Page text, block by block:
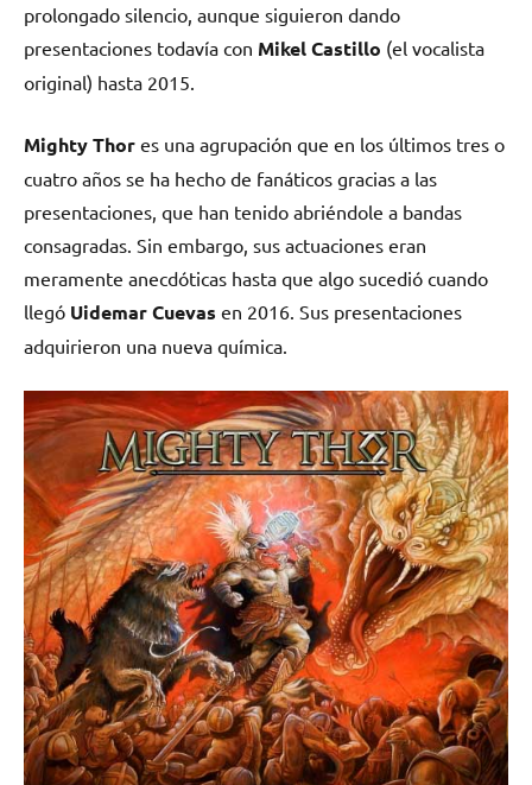
prolongado silencio, aunque siguieron dando
presentaciones todavía con Mikel Castillo (el vocalista
original) hasta 2015.
Mighty Thor es una agrupación que en los últimos tres o
cuatro años se ha hecho de fanáticos gracias a las
presentaciones, que han tenido abriéndole a bandas
consagradas. Sin embargo, sus actuaciones eran
meramente anecdóticas hasta que algo sucedió cuando
llegó Uidemar Cuevas en 2016. Sus presentaciones
adquirieron una nueva química.